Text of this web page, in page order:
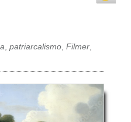
,patriarcalismo,Filmer,